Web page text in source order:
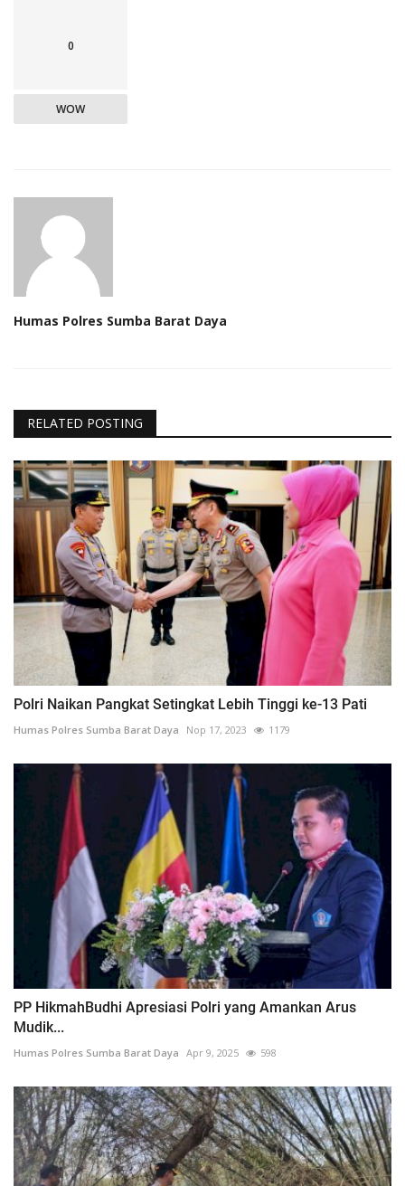
0
WOW
Humas Polres Sumba Barat Daya
RELATED POSTING
Polri Naikan Pangkat Setingkat Lebih Tinggi ke-13 Pati
Humas Polres Sumba Barat Daya Nop 17, 2023 1179
PP HikmahBudhi Apresiasi Polri yang Amankan Arus
Mudik...
Humas Polres Sumba Barat Daya Apr 9, 2025 598